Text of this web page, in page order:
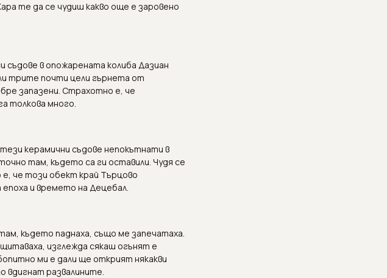
те да се чудиш какво още е заровено
в опожарената колиба Дазиан
трите почти цели гърнета от
запазени. Страхотно е, че
толкова много.
керамични съдове непокътнати в
там, където са ги оставили. Чудя се
че този обект край Търцово
епоха и времето на Децебал.
където паднаха, също ме запечатаха.
изглежда сякаш огънят е
ми е дали ще открият някакви
вдигнат развалините.